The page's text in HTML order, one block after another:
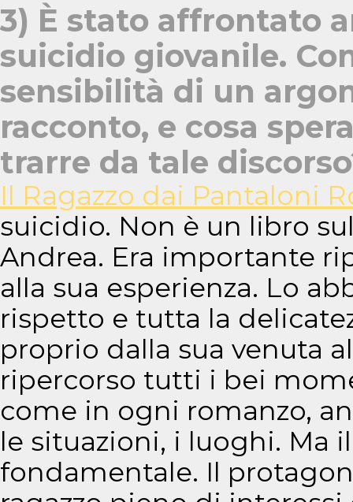
3) È stato affrontato
suicidio giovanile.
sensibilità di un
racconto, e cosa
trarre da tale
Il Ragazzo dai Pantaloni
suicidio. Non è un libro
Andrea. Era importante
alla sua esperienza. Lo
rispetto e tutta la
proprio dalla sua venuta
ripercorso tutti i bei
come in ogni romanzo,
le situazioni, i luoghi. Ma
fondamentale. Il